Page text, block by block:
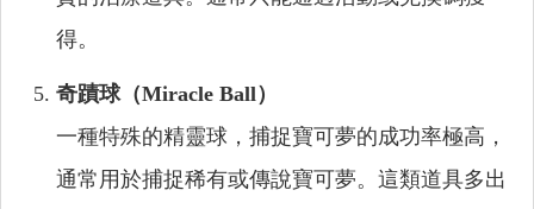
得。
奇蹟球（Miracle Ball）
一種特殊的精靈球，捕捉寶可夢的成功率極高，
通常用於捕捉稀有或傳說寶可夢。這類道具多出